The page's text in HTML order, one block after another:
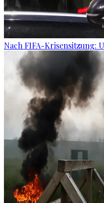
Nach FIFA-Krisensitzung: